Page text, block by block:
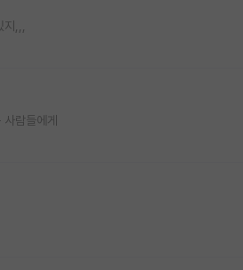
,,,
람들에게